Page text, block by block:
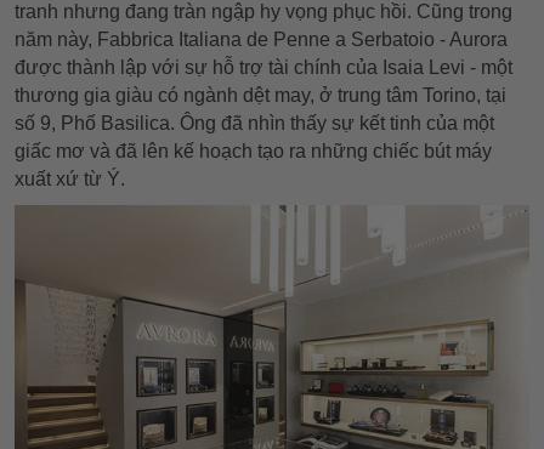
tranh nhưng đang tràn ngập hy vọng phục hồi. Cũng trong
năm này, Fabbrica Italiana de Penne a Serbatoio - Aurora
được thành lập với sự hỗ trợ tài chính của Isaia Levi - một
thương gia giàu có ngành dệt may, ở trung tâm Torino, tại
số 9, Phố Basilica. Ông đã nhìn thấy sự kết tinh của một
giấc mơ và đã lên kế hoạch tạo ra những chiếc bút máy
xuất xứ từ Ý.